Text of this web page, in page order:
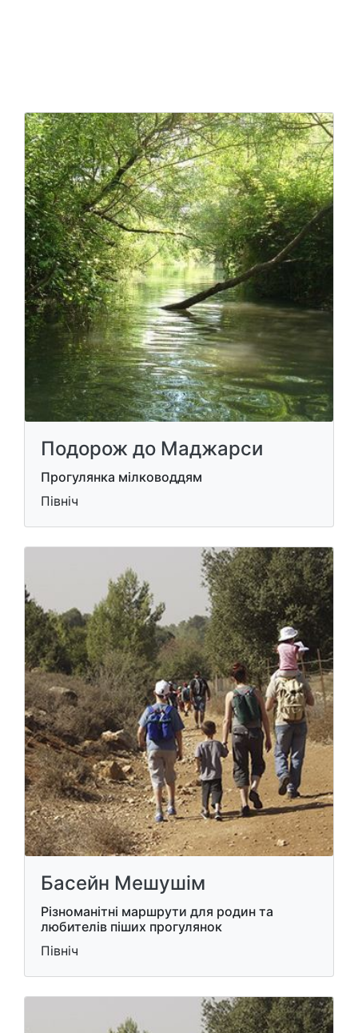
Подорож до Маджарси
Прогулянка мілководдям
Північ
Басейн Мешушім
Різноманітні маршрути для родин та
любителів піших прогулянок
Північ